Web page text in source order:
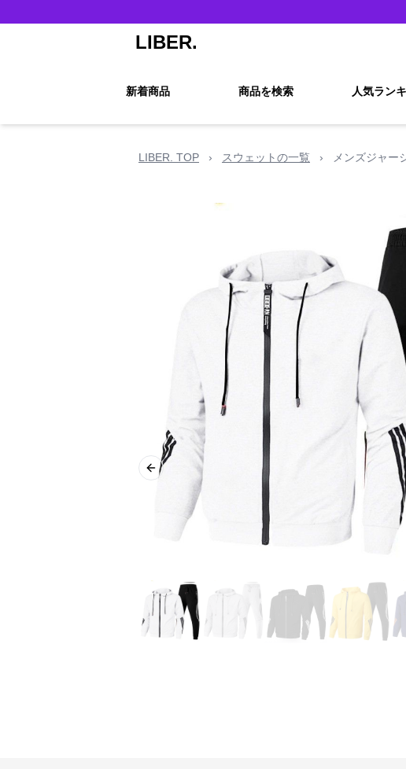
LIBER.
新着商品 商品を検索 人気ラン
LIBER. TOP › スウェットの一覧 › メンズジャー
Previous slide